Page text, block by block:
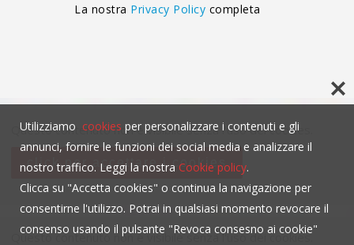
La nostra Privacy Policy completa
Questo contenuto non è visibile senza l'uso dei cookies.
click per accettare i cookies
Questo contenuto non è visibile senza l'uso dei cookies.
Utilizziamo cookies per personalizzare i contenuti e gli
annunci, fornire le funzioni dei social media e analizzare il
nostro traffico. Leggi la nostra Cookie policy.
Clicca su "Accetta cookies" o continua la navigazione per
consentirne l'utilizzo. Potrai in qualsiasi momento revocare il
consenso usando il pulsante "Revoca consesno ai cookie"